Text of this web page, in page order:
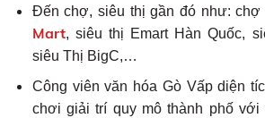
Đến chợ, siêu thị gần đó như: chợ
Mart, siêu thị Emart Hàn Quốc,
siêu Thị BigC,…
Công viên văn hóa Gò Vấp diện
chơi giải trí quy mô thành phố với